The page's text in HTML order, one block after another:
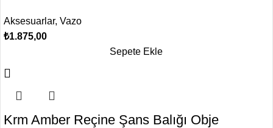
Aksesuarlar, Vazo
₺1.875,00
Sepete Ekle
Krm Amber Reçine Şans Balığı Obje